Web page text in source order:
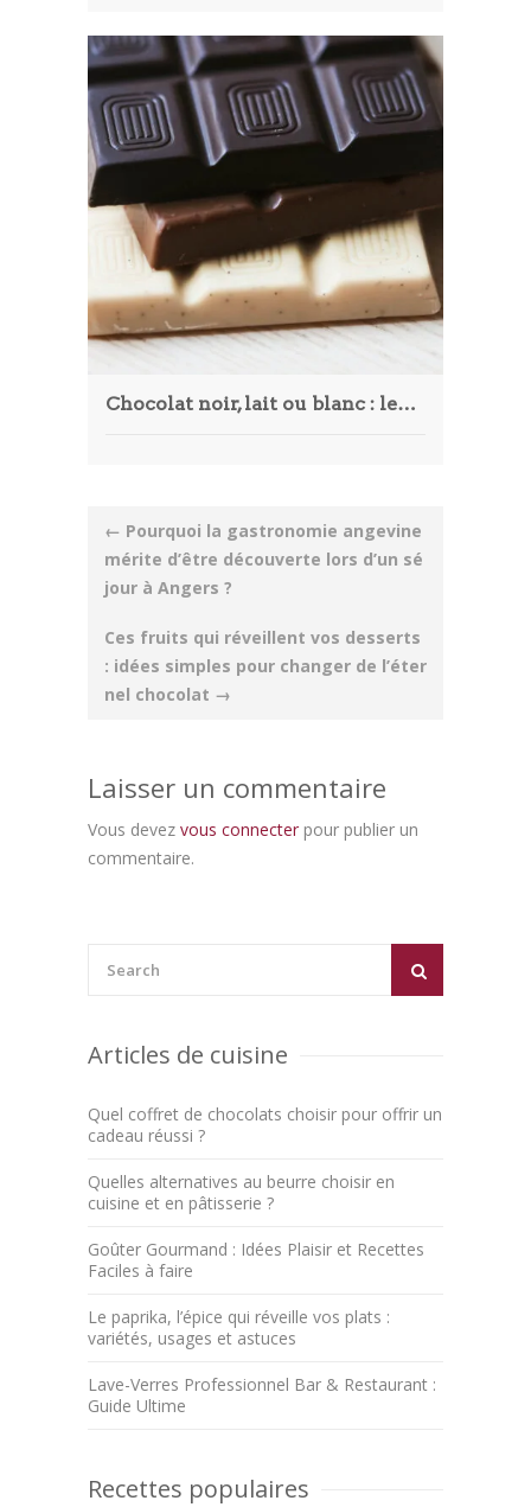
Chocolat noir, lait ou blanc : lequel choisir ?
Post
navigation
← Pourquoi la gastronomie angevine
mérite d’être découverte lors d’un sé
jour à Angers ?
Ces fruits qui réveillent vos desserts
: idées simples pour changer de l’éter
nel chocolat →
Laisser un commentaire
Vous devez vous connecter pour publier un
commentaire.
Articles de cuisine
Quel coffret de chocolats choisir pour offrir un
cadeau réussi ?
Quelles alternatives au beurre choisir en
cuisine et en pâtisserie ?
Goûter Gourmand : Idées Plaisir et Recettes
Faciles à faire
Le paprika, l’épice qui réveille vos plats :
variétés, usages et astuces
Lave-Verres Professionnel Bar & Restaurant :
Guide Ultime
Recettes populaires